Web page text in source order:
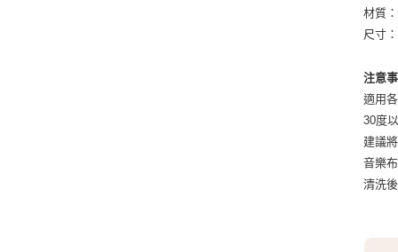
材質
尺寸
注意
適用
30度
建議
音樂
清洗